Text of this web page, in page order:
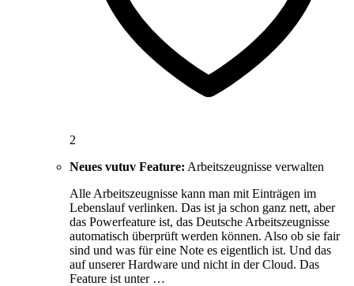
2
Neues vutuv Feature: Arbeitszeugnisse verwalten
Alle Arbeitszeugnisse kann man mit Einträgen im
Lebenslauf verlinken. Das ist ja schon ganz nett, aber
das Powerfeature ist, das Deutsche Arbeitszeugnisse
automatisch überprüft werden können. Also ob sie fair
sind und was für eine Note es eigentlich ist. Und das
auf unserer Hardware und nicht in der Cloud. Das
Feature ist unter …